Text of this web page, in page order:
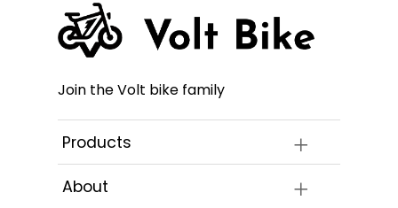
Join the Volt bike family
Products
About